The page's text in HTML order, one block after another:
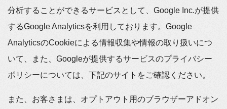
分析することができるサービスとして、Google Inc.が提供
するGoogle Analyticsを利用しております。Google
AnalyticsのCookieによる情報収集や情報の取り扱いにつ
いて、また、Googleが提供するサービスのプライバシー
ポリシーについては、下記のサイトをご確認ください。
また、お客さまは、オプトアウト用のブラウザーアドオン